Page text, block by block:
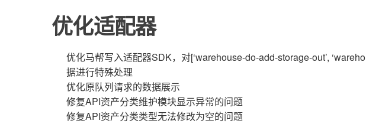
优化适配器
优化马帮写入适配器SDK，对[‘warehouse-do-add-storage-out’,
据进行特殊处理
优化原队列请求的数据展示
修复API资产分类维护模块显示异常的问题
修复API资产分类类型无法修改为空的问题